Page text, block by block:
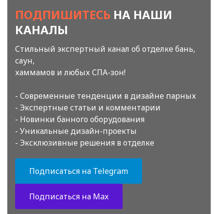
ПОДПИШИТЕСЬ НА НАШИ
КАНАЛЫ
Стильный экспертный канал об отделке бань,
саун,
хаммамов и любых СПА-зон!
- Современные тенденции в дизайне парных
- Экспертные статьи и комментарии
- Новинки банного оборудования
- Уникальные дизайн-проекты
- Эксклюзивные решения в отделке
Подписаться на Telegram
Подписаться на Max